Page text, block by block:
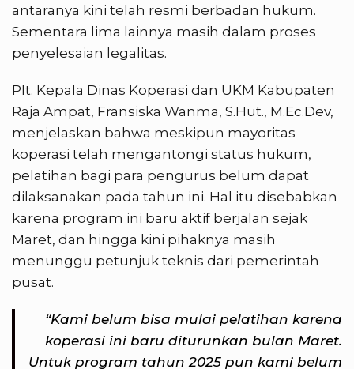
antaranya kini telah resmi berbadan hukum.
Sementara lima lainnya masih dalam proses
penyelesaian legalitas.
Plt. Kepala Dinas Koperasi dan UKM Kabupaten
Raja Ampat, Fransiska Wanma, S.Hut., M.Ec.Dev,
menjelaskan bahwa meskipun mayoritas
koperasi telah mengantongi status hukum,
pelatihan bagi para pengurus belum dapat
dilaksanakan pada tahun ini. Hal itu disebabkan
karena program ini baru aktif berjalan sejak
Maret, dan hingga kini pihaknya masih
menunggu petunjuk teknis dari pemerintah
pusat.
“Kami belum bisa mulai pelatihan karena
koperasi ini baru diturunkan bulan Maret.
Untuk program tahun 2025 pun kami belum